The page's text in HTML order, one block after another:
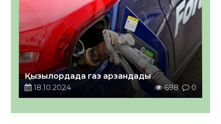
Қызылордада газ арзандады
18.10.2024
698 0